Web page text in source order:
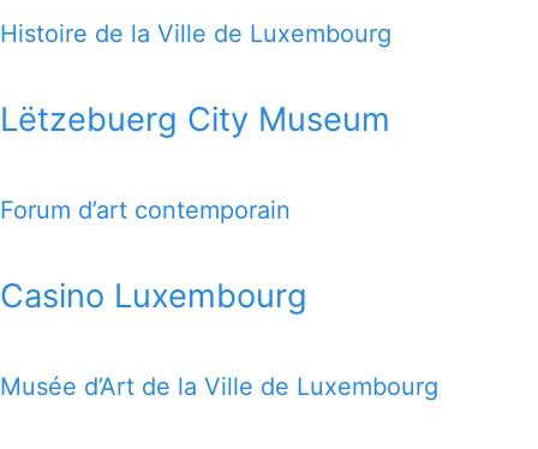
Histoire de la Ville de Luxembourg
Lëtzebuerg City Museum
Forum d’art contemporain
Casino Luxembourg
Musée d’Art de la Ville de Luxembourg